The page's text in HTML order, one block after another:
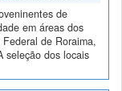
de
em áreas dos
de Roraima,
seleção dos locais